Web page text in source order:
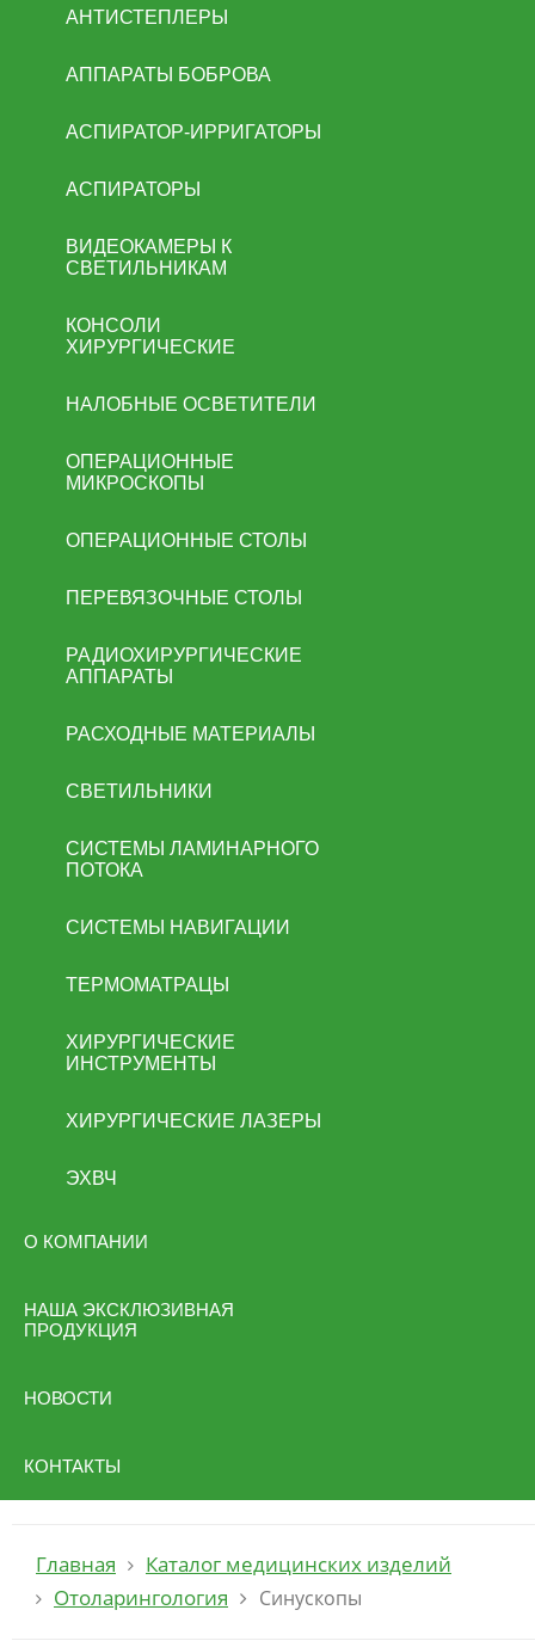
АНТИСТЕПЛЕРЫ
АППАРАТЫ БОБРОВА
АСПИРАТОР-ИРРИГАТОРЫ
АСПИРАТОРЫ
ВИДЕОКАМЕРЫ К
СВЕТИЛЬНИКАМ
КОНСОЛИ
ХИРУРГИЧЕСКИЕ
НАЛОБНЫЕ ОСВЕТИТЕЛИ
ОПЕРАЦИОННЫЕ
МИКРОСКОПЫ
ОПЕРАЦИОННЫЕ СТОЛЫ
ПЕРЕВЯЗОЧНЫЕ СТОЛЫ
РАДИОХИРУРГИЧЕСКИЕ
АППАРАТЫ
РАСХОДНЫЕ МАТЕРИАЛЫ
СВЕТИЛЬНИКИ
СИСТЕМЫ ЛАМИНАРНОГО
ПОТОКА
СИСТЕМЫ НАВИГАЦИИ
ТЕРМОМАТРАЦЫ
ХИРУРГИЧЕСКИЕ
ИНСТРУМЕНТЫ
ХИРУРГИЧЕСКИЕ ЛАЗЕРЫ
ЭХВЧ
О КОМПАНИИ
НАША ЭКСКЛЮЗИВНАЯ
ПРОДУКЦИЯ
НОВОСТИ
КОНТАКТЫ
Главная
Каталог медицинских изделий
Отоларингология
Синускопы